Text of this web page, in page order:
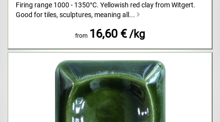
Firing range 1000 - 1350°C. Yellowish red clay from Witgert.
Good for tiles, sculptures, meaning all...
from 16,60 € /kg